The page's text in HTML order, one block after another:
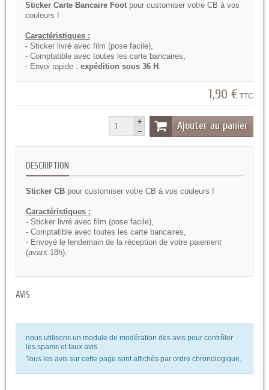
Sticker Carte Bancaire Foot pour customiser votre CB à vos
couleurs !
Caractéristiques :
- Sticker livré avec film (pose facile),
- Comptatible avec toutes les carte bancaires,
- Envoi rapide : expédition sous 36 H .
1,90 € TTC
Ajouter au panier
DESCRIPTION
Sticker CB pour customiser votre CB à vos couleurs !
Caractéristiques :
- Sticker livré avec film (pose facile),
- Comptatible avec toutes les carte bancaires,
- Envoyé le lendemain de la réception de votre paiement
(avant 18h).
AVIS
nous utilisons un module de modération des avis pour contrôler
les spams et faux avis
Tous les avis sur cette page sont affichés par ordre chronologique.